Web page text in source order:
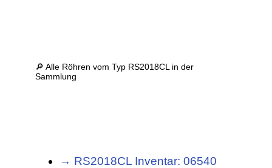
🔎 Alle Röhren vom Typ RS2018CL in der
Sammlung
→ RS2018CL Inventar: 06540